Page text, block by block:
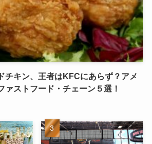
チキン、王者はKFCにあらず？アメ
ァストフード・チェーン５選！